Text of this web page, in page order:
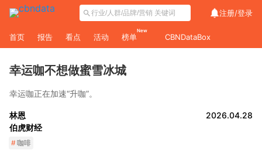
注册/登录
首页 报告 看点 活动 榜单
New
CBNDataBox
幸运咖不想做蜜雪冰城
幸运咖正在加速“升咖”。
林恩
伯虎财经
2026.04.28
#咖啡